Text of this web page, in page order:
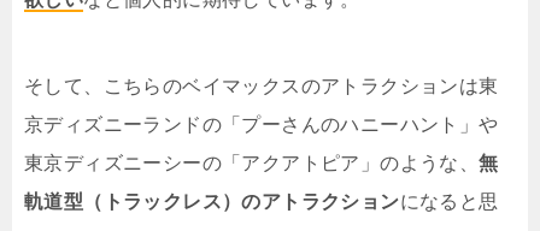
そして、こちらのベイマックスのアトラクションは東
京ディズニーランドの「プーさんのハニーハント」や
東京ディズニーシーの「アクアトピア」のような、無
軌道型（トラックレス）のアトラクションになると思